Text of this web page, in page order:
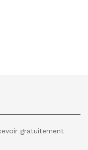
gratuitement